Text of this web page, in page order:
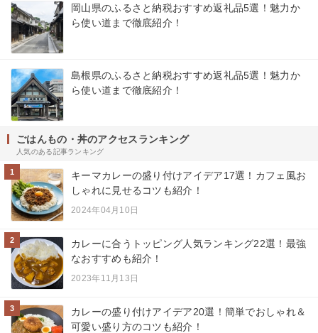
岡山県のふるさと納税おすすめ返礼品5選！魅力か
ら使い道まで徹底紹介！
島根県のふるさと納税おすすめ返礼品5選！魅力か
ら使い道まで徹底紹介！
ごはんもの・丼のアクセスランキング
人気のある記事ランキング
1
キーマカレーの盛り付けアイデア17選！カフェ風お
しゃれに見せるコツも紹介！
2024年04月10日
2
カレーに合うトッピング人気ランキング22選！最強
なおすすめも紹介！
2023年11月13日
3
カレーの盛り付けアイデア20選！簡単でおしゃれ＆
可愛い盛り方のコツも紹介！